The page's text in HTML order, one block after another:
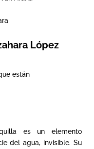
López
están
es un elemento
del agua, invisible. Su